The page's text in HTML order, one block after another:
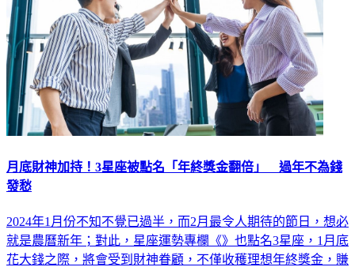
月底財神加持！3星座被點名「年終獎金翻倍」 過年不為錢
發愁
2024年1月份不知不覺已過半，而2月最令人期待的節日，想必
就是農曆新年；對此，星座運勢專欄《》也點名3星座，1月底
花大錢之際，將會受到財神眷顧，不僅收穫理想年終獎金，賺